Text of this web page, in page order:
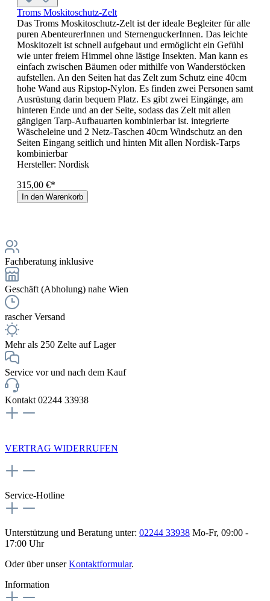
Troms Moskitoschutz-Zelt
Das Troms Moskitoschutz-Zelt ist der ideale Begleiter für alle
puren AbenteurerInnen und SternenguckerInnen. Das leichte
Moskitozelt ist schnell aufgebaut und ermöglicht ein Gefühl
wie unter freiem Himmel ohne lästige Insekten. Man kann es
einfach zwischen Bäumen oder mithilfe von Wanderstöcken
aufstellen. An den Seiten hat das Zelt zum Schutz eine 40cm
hohe Wand aus Ripstop-Nylon. Es finden zwei Personen samt
Ausrüstung darin bequem Platz. Es gibt zwei Eingänge, am
hinteren Ende und an der Seite, sodass das Zelt mit allen
gängigen Tarp-Aufbauarten kombinierbar ist. integrierte
Wäscheleine und 2 Netz-Taschen 40cm Windschutz an den
Seiten Eingang seitlich und hinten Mit allen Nordisk-Tarps
kombinierbar
Hersteller: Nordisk
315,00 €*
In den Warenkorb
Fachberatung inklusive
Geschäft (Abholung) nahe Wien
rascher Versand
Mehr als 250 Zelte auf Lager
Service vor und nach dem Kauf
Kontakt 02244 33938
VERTRAG WIDERRUFEN
Service-Hotline
Unterstützung und Beratung unter: 02244 33938 Mo-Fr, 09:00 -
17:00 Uhr
Oder über unserKontaktformular.
Information